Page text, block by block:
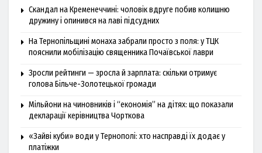
Скандал на Кременеччині: чоловік вдруге побив колишню
дружину і опинився на лаві підсудних
На Тернопільщині монаха забрали просто з поля: у ТЦК
пояснили мобілізацію священника Почаївської лаври
Зросли рейтинги — зросла й зарплата: скільки отримує
голова Більче-Золотецької громади
Мільйони на чиновників і “економія” на дітях: що показали
декларації керівництва Чорткова
«Зайві куби» води у Тернополі: хто насправді їх додає у
платіжки